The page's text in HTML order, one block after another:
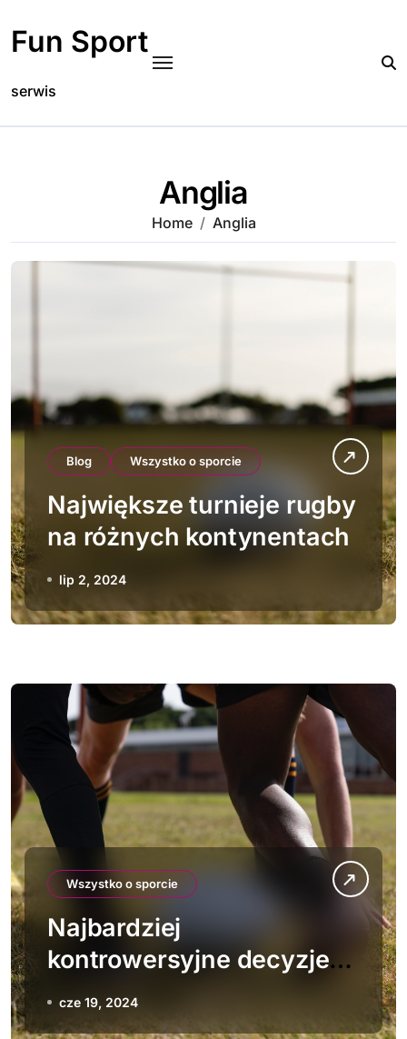
content
Fun Sport
serwis
Anglia
Home Anglia
Blog Wszystko o sporcie
Największe turnieje rugby
na różnych kontynentach
lip 2, 2024
Wszystko o sporcie
Najbardziej
kontrowersyjne decyzje
sędziowskie w historii
rugby
cze 19, 2024